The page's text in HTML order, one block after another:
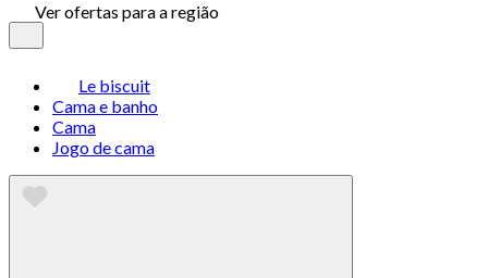
Ver ofertas para a região
Le biscuit
Cama e banho
Cama
Jogo de cama